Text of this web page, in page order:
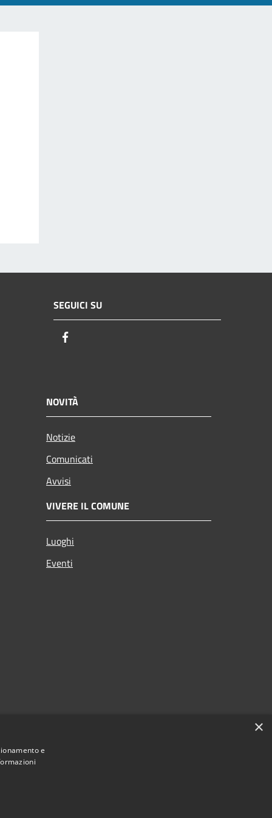
SEGUICI SU
NOVITÀ
Notizie
Comunicati
Avvisi
VIVERE IL COMUNE
Luoghi
Eventi
×
e